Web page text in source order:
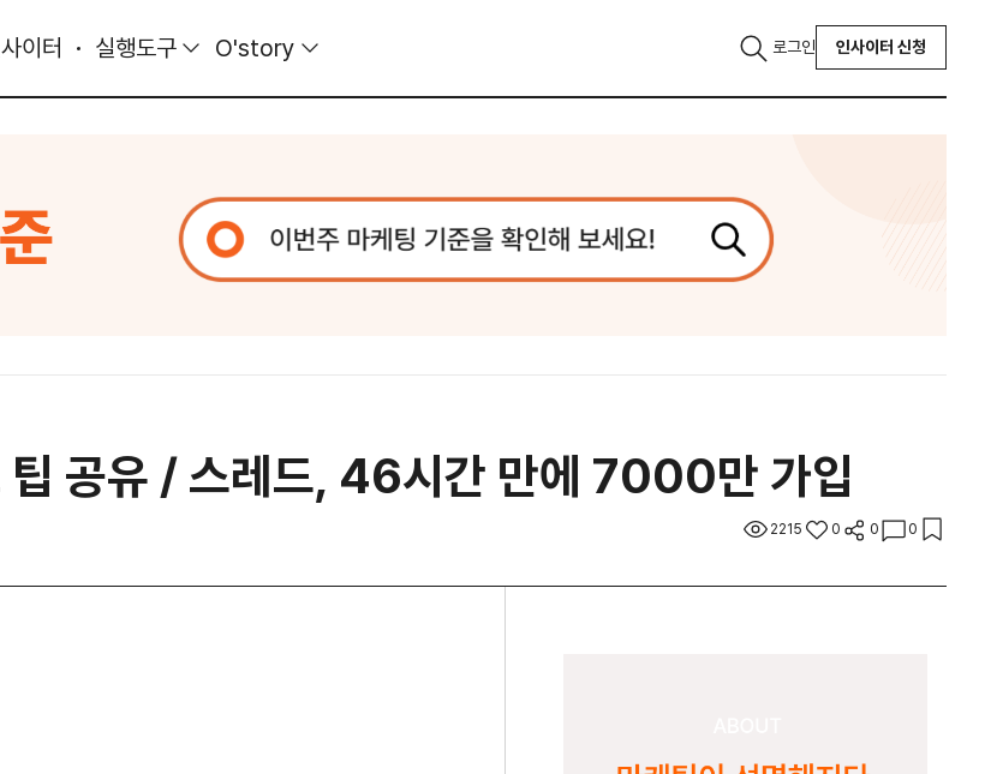
이터 실행도구 O'story 로그인 인사이터 신청
팁 공유 / 스레드, 46시간 만에 7000만 가입
2215 0 0 0